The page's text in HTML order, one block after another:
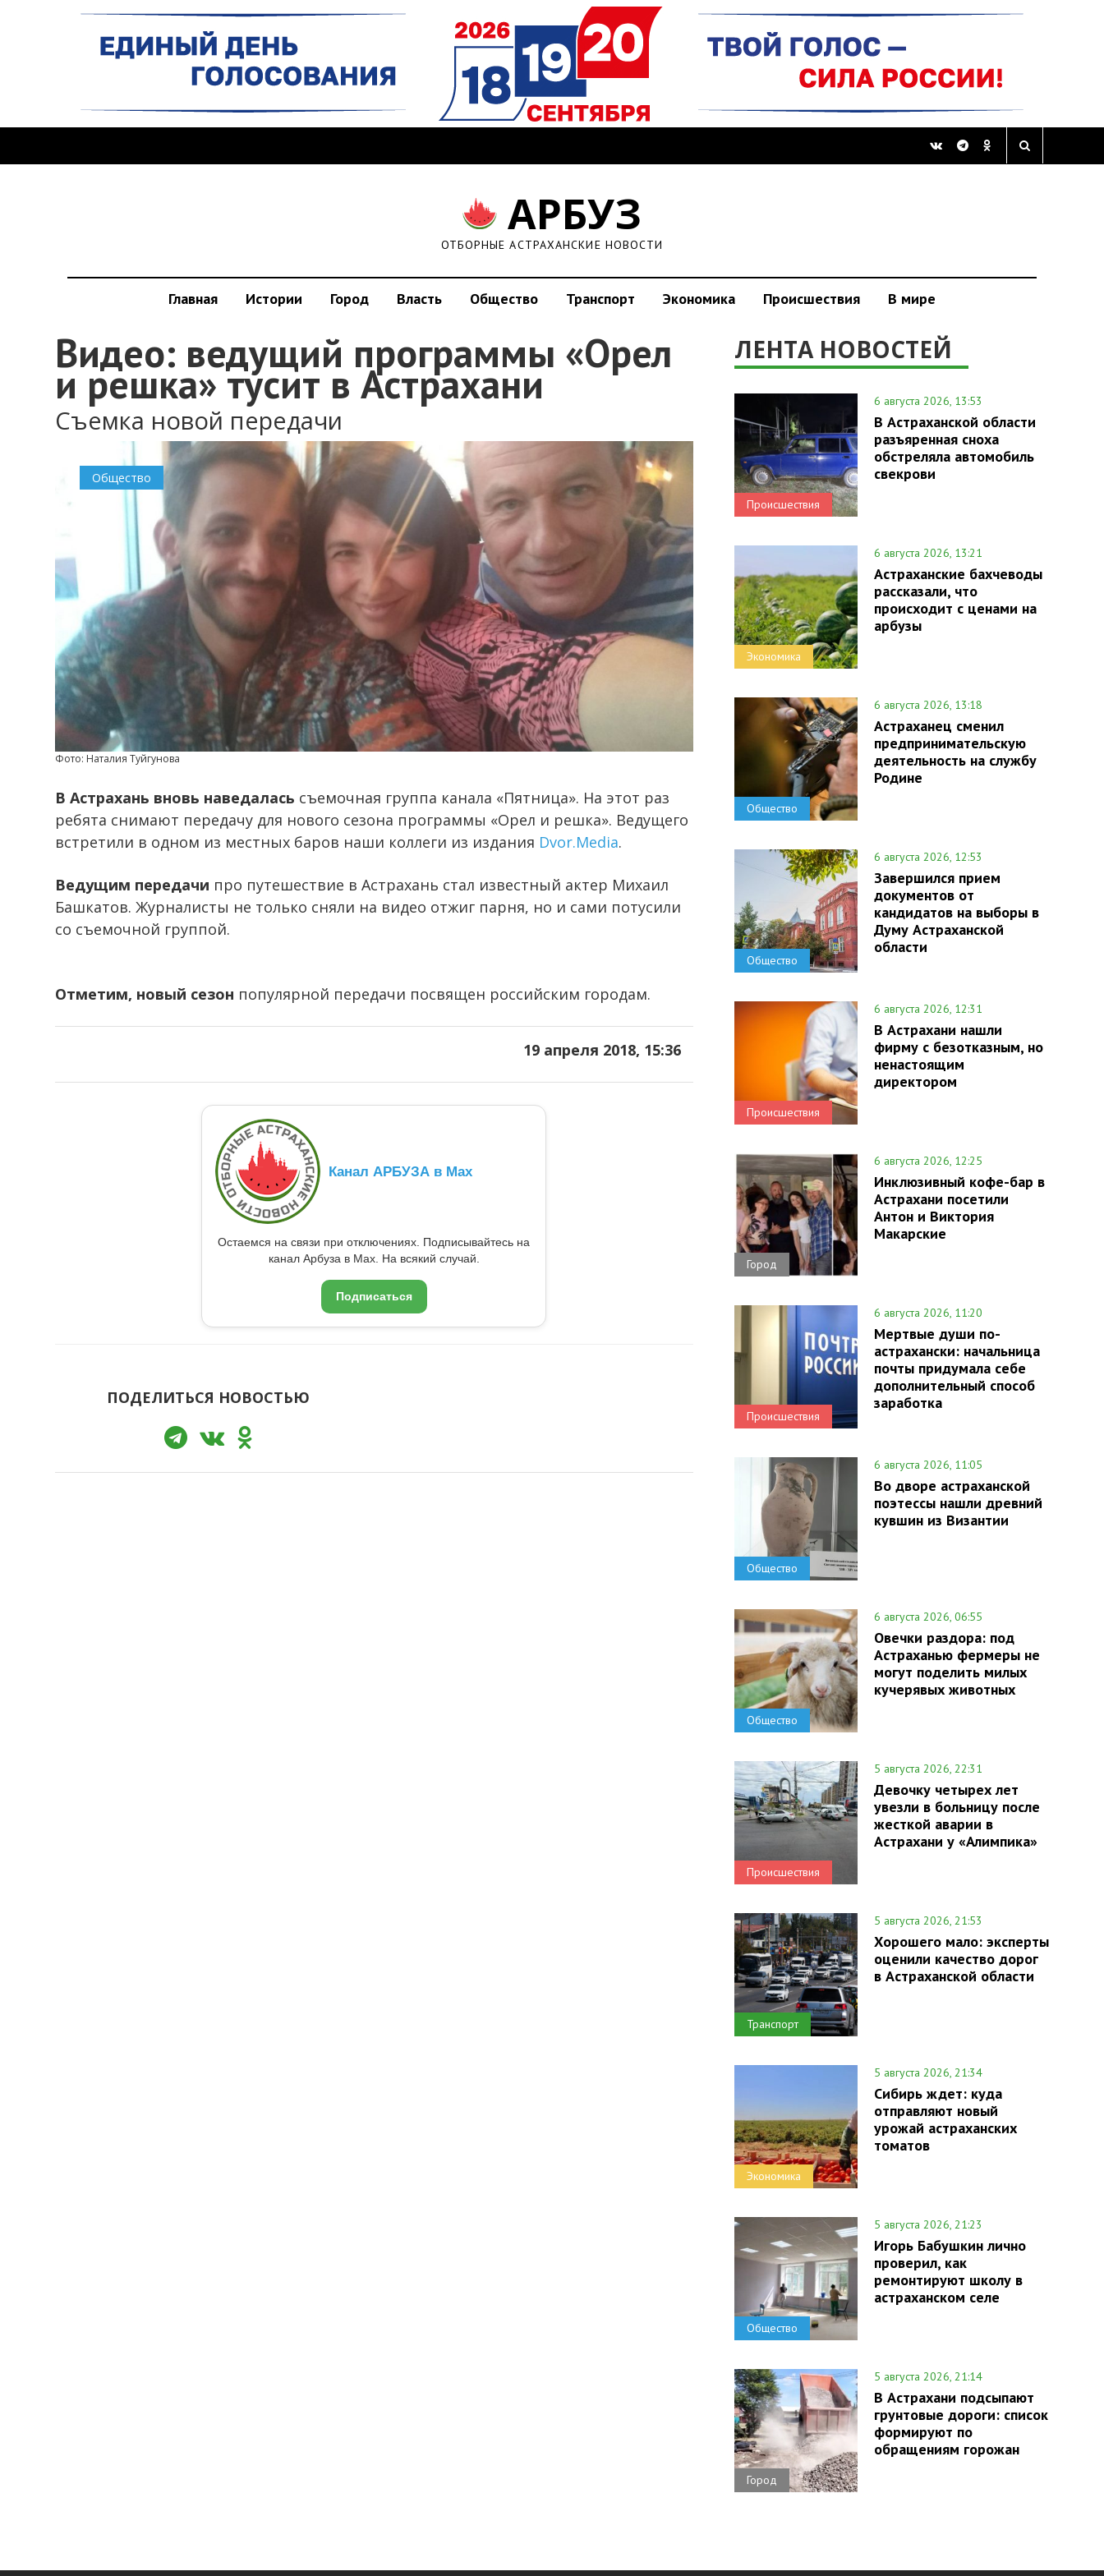
АРБУЗ
ОТБОРНЫЕ АСТРАХАНСКИЕ НОВОСТИ
Главная Истории Город Власть Общество Транспорт Экономика Происшествия В мире
Видео: ведущий программы «Орел
и решка» тусит в Астрахани
Съемка новой передачи
Общество
Фото: Наталия Туйгунова
В Астрахань вновь наведалась съемочная группа канала «Пятница». На этот раз
ребята снимают передачу для нового сезона программы «Орел и решка». Ведущего
встретили в одном из местных баров наши коллеги из издания Dvor.Media.
Ведущим передачи про путешествие в Астрахань стал известный актер Михаил
Башкатов. Журналисты не только сняли на видео отжиг парня, но и сами потусили
со съемочной группой.
Отметим, новый сезон популярной передачи посвящен российским городам.
19 апреля 2018, 15:36
Канал АРБУЗА в Max
Остаемся на связи при отключениях. Подписывайтесь на
канал Арбуза в Max. На всякий случай.
Подписаться
ПОДЕЛИТЬСЯ НОВОСТЬЮ
ЛЕНТА НОВОСТЕЙ
Происшествия
6 августа 2026, 13:53
В Астраханской области
разъяренная сноха
обстреляла автомобиль
свекрови
Экономика
6 августа 2026, 13:21
Астраханские бахчеводы
рассказали, что
происходит с ценами на
арбузы
Общество
6 августа 2026, 13:18
Астраханец сменил
предпринимательскую
деятельность на службу
Родине
Общество
6 августа 2026, 12:53
Завершился прием
документов от
кандидатов на выборы в
Думу Астраханской
области
Происшествия
6 августа 2026, 12:31
В Астрахани нашли
фирму с безотказным, но
ненастоящим
директором
Город
6 августа 2026, 12:25
Инклюзивный кофе-бар в
Астрахани посетили
Антон и Виктория
Макарские
Происшествия
6 августа 2026, 11:20
Мертвые души по-
астрахански: начальница
почты придумала себе
дополнительный способ
заработка
Общество
6 августа 2026, 11:05
Во дворе астраханской
поэтессы нашли древний
кувшин из Византии
Общество
6 августа 2026, 06:55
Овечки раздора: под
Астраханью фермеры не
могут поделить милых
кучерявых животных
Происшествия
5 августа 2026, 22:31
Девочку четырех лет
увезли в больницу после
жесткой аварии в
Астрахани у «Алимпика»
Транспорт
5 августа 2026, 21:53
Хорошего мало: эксперты
оценили качество дорог
в Астраханской области
Экономика
5 августа 2026, 21:34
Сибирь ждет: куда
отправляют новый
урожай астраханских
томатов
Общество
5 августа 2026, 21:23
Игорь Бабушкин лично
проверил, как
ремонтируют школу в
астраханском селе
Город
5 августа 2026, 21:14
В Астрахани подсыпают
грунтовые дороги: список
формируют по
обращениям горожан